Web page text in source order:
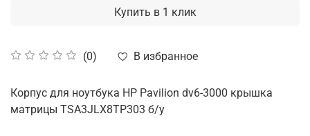
(0) В избранное
Купить в 1 клик
Корпус для ноутбука HP Pavilion dv6-3000 крышка
матрицы TSA3JLX8TP303 б/у